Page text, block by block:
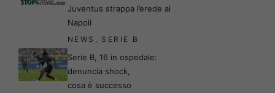
Juventus strappa l’erede al
Napoli
NEWS , SERIE B
Serie B, 16 in ospedale:
denuncia shock,
cosa è successo